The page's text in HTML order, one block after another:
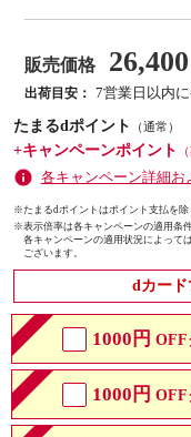
販売価格 26,400
出荷目安： 7営業日以内
たまるdポイント
（通常）
+キャンペーンポイント
各キャンペーン詳細お
※たまるdポイントはポイント支払を除
※表示倍率は各キャンペーンの適用条
各キャンペーンの適用状況によって
ございます。
dカード
1000円 OFF
1000円 OFF